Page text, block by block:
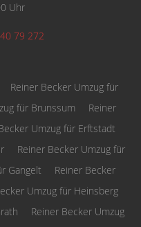
Uhr
79 272
Reiner Becker Umzug für
für Brunssum
Reiner
Umzug für Erftstadt
Reiner Becker Umzug für
Gangelt
Reiner Becker
Umzug für Heinsberg
Reiner Becker Umzug